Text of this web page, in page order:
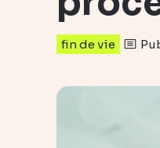
fin de vie